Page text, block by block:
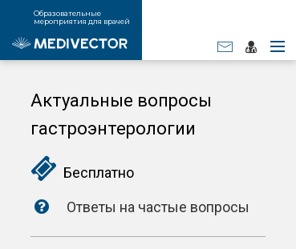
Образовательные
мероприятия для врачей
Актуальные вопросы
гастроэнтерологии
Бесплатно
Ответы на частые вопросы